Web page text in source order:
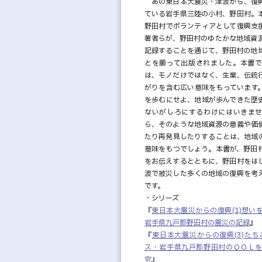
ている岩手県三陸の小村、野田村。
野田村でボランティアとして復興支
著者らが、野田村のゆたかな地域資
記録することを通じて、野田村の地
とを願って出版されました。本書
は、モノだけではなく、生業、伝統
がりを含む広い意味をもっています
を歩むにせよ、地域が歩んできた歴
ないがしろにするわけにはいきま
ら、そのような地域資源の意義や価
たり再発見したりすることは、地域
意味をもつでしょう。本書が、野田
をお伝えするとともに、野田村をは
波で被災した多くの地域の復興を考
です。
・シリーズ
『東日本大震災からの復興(1)想い
岩手県九戸郡野田村の震災の記録』
『東日本大震災からの復興(3)た
ス・岩手県九戸郡野田村のＱＯＬ
究』